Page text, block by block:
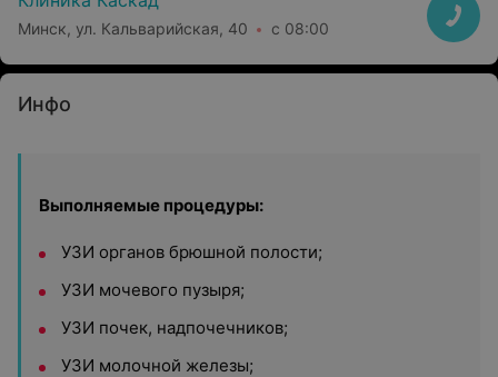
Минск, ул. Кальварийская, 40 с 08:00
Инфо
Выполняемые процедуры:
УЗИ органов брюшной полости;
УЗИ мочевого пузыря;
УЗИ почек, надпочечников;
УЗИ молочной железы;